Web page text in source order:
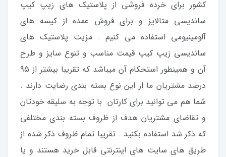
کشور برای خرده فروشی از پلاستیک های زیپ کیپ
ساندیسی متالایز و برای فروش عمده از کیسه های
آلومینیومی استفاده می کنیم . مزیت پلاستیک های
ساندیسی زیپ کیپ قیمت مناسب و تنوع سایز و طرح
آن و همینطور استحکام آن میباشد که تقریبا بیشتر از 95
درصد مشتریان ما از این نوع بسته بندی رضایت دارند .
شما هم می توانید برای کارتان با توجه به سلیقه خودتان
و تقاضای مشتریان هدف از ظروف بسته بندی مختلفی
که ذکر شد استفاده بکنید . تقریبا تمام ظروف ذکر شده از
طریق های سایت های اینترنتی قابل خرید هستند و یا